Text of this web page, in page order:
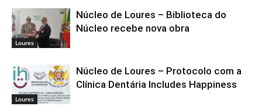
Loures
Núcleo de Loures – Biblioteca do
Núcleo recebe nova obra
Loures
Núcleo de Loures – Protocolo com a
Clínica Dentária Includes Happiness